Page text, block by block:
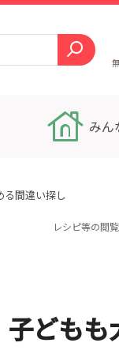
みん
る間違い探し
レシピ等の閲
どもも